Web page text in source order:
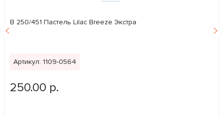
В 250/451 Пастель Lilac Breeze Экстра
Артикул: 1109-0564
250.00 р.